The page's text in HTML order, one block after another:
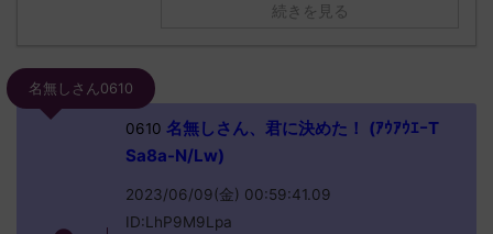
続きを見る
名無しさん0610
0610 名無しさん、君に決めた！ (ｱｳｱｳｴｰT
Sa8a-N/Lw)
2023/06/09(金) 00:59:41.09
ID:LhP9M9Lpa